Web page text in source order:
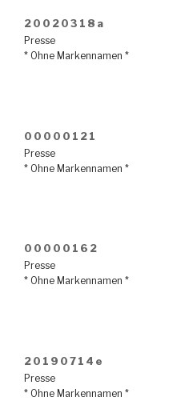
20020318a
Presse
* Ohne Markennamen *
00000121
Presse
* Ohne Markennamen *
00000162
Presse
* Ohne Markennamen *
20190714e
Presse
* Ohne Markennamen *